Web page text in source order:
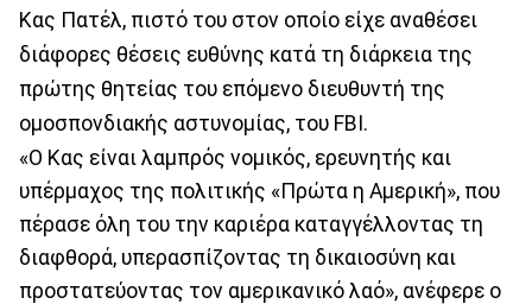
Κας Πατέλ, πιστό του στον οποίο είχε αναθέσει
διάφορες θέσεις ευθύνης κατά τη διάρκεια της
πρώτης θητείας του επόμενο διευθυντή της
ομοσπονδιακής αστυνομίας, του FBI.
«Ο Κας είναι λαμπρός νομικός, ερευνητής και
υπέρμαχος της πολιτικής «Πρώτα η Αμερική», που
πέρασε όλη του την καριέρα καταγγέλλοντας τη
διαφθορά, υπερασπίζοντας τη δικαιοσύνη και
προστατεύοντας τον αμερικανικό λαό», ανέφερε ο